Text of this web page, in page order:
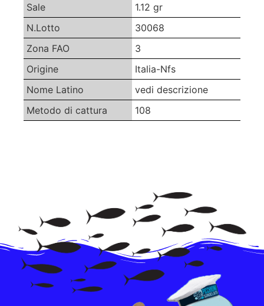
Sale
1.12 gr
N.Lotto
30068
Zona FAO
3
Origine
Italia-Nfs
Nome Latino
vedi descrizione
Metodo di cattura
108